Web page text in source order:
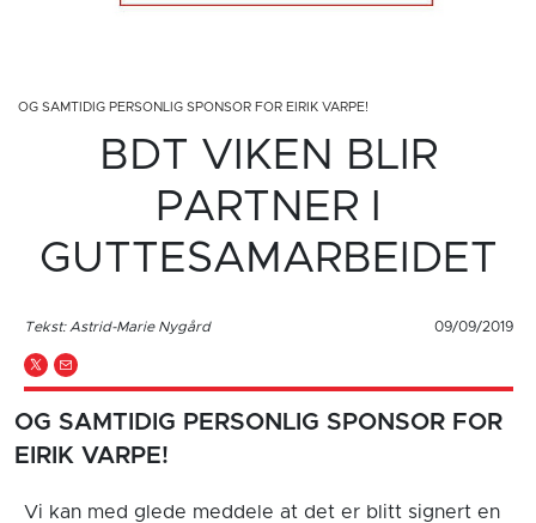
OG SAMTIDIG PERSONLIG SPONSOR FOR EIRIK VARPE!
BDT VIKEN BLIR
PARTNER I
GUTTESAMARBEIDET
Tekst: Astrid-Marie Nygård 09/09/2019
OG SAMTIDIG PERSONLIG SPONSOR FOR
EIRIK VARPE!
Vi kan med glede meddele at det er blitt signert en